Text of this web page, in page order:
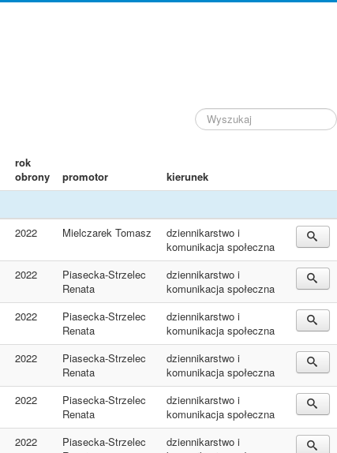
rok
obrony
promotor kierunek
2022 Mielczarek Tomasz
dziennikarstwo i
komunikacja społeczna
2022
Piasecka-Strzelec
Renata
dziennikarstwo i
komunikacja społeczna
2022
Piasecka-Strzelec
Renata
dziennikarstwo i
komunikacja społeczna
2022
Piasecka-Strzelec
Renata
dziennikarstwo i
komunikacja społeczna
2022
Piasecka-Strzelec
Renata
dziennikarstwo i
komunikacja społeczna
2022
Piasecka-Strzelec
dziennikarstwo i